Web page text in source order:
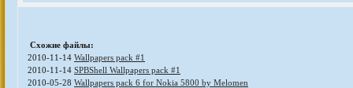
Схожие файлы:
2010-11-14 Wallpapers pack #1
2010-11-14 SPBShell Wallpapers pack #1
2010-05-28 Wallpapers pack 6 for Nokia 5800 by Melomen